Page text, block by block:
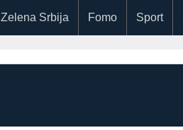
Zelena Srbija Fomo Sport